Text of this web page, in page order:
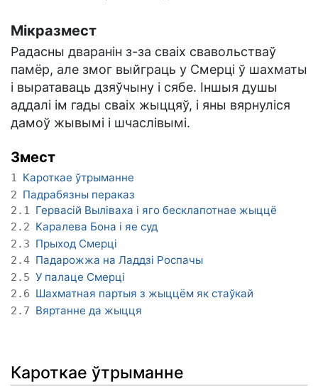
Мікразмест
Радасны дваранін з-за сваіх свавольстваў
памёр, але змог выйграць у Смерці ў шахматы
і выратаваць дзяўчыну і сябе. Іншыя душы
аддалі ім гады сваіх жыццяў, і яны вярнуліся
дамоў жывымі і шчаслівымі.
Змест
1 Кароткае ўтрыманне
2 Падрабязны пераказ
2.1 Гервасій Выліваха і яго бесклапотнае жыццё
2.2 Каралева Бона і яе суд
2.3 Прыход Смерці
2.4 Падарожжа на Ладдзі Роспачы
2.5 У палаце Смерці
2.6 Шахматная партыя з жыццём як стаўкай
2.7 Вяртанне да жыцця
Кароткае ўтрыманне